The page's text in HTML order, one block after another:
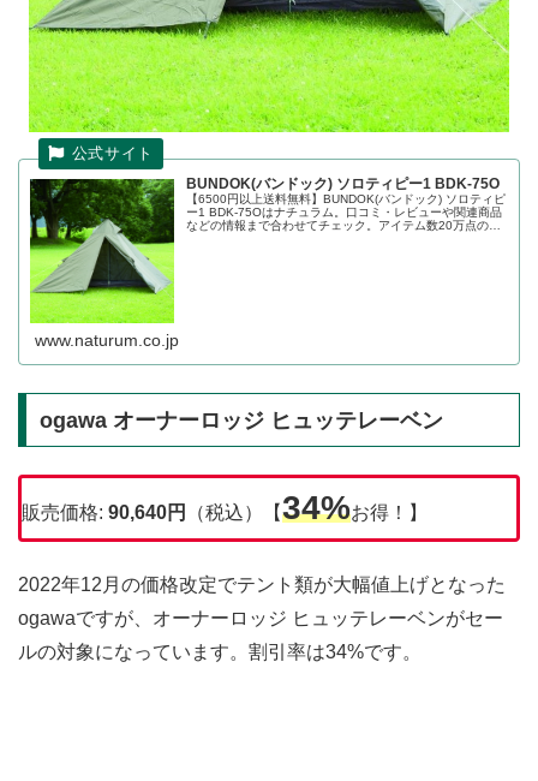
BUNDOK(バンドック) ソロティピー1 BDK-75O
【6500円以上送料無料】BUNDOK(バンドック) ソロティピ
ー1 BDK-75Oはナチュラム。口コミ・レビューや関連商品
などの情報まで合わせてチェック。アイテム数20万点の世
www.naturum.co.jp
ogawa オーナーロッジ ヒュッテレーベン
販売価格: 90,640円 （税込）【34%お得！】
2022年12月の価格改定でテント類が大幅値上げとなった
ogawaですが、オーナーロッジ ヒュッテレーベンがセー
ルの対象になっています。割引率は34%です。